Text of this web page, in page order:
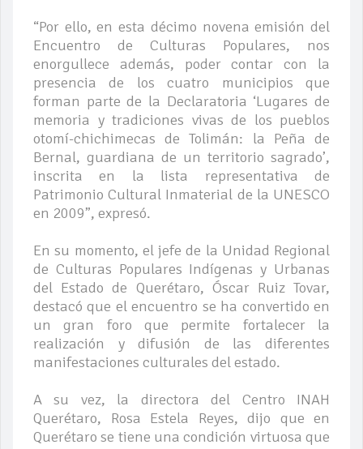
“Por ello, en esta décimo novena emisión del
Encuentro de Culturas Populares, nos
enorgullece además, poder contar con la
presencia de los cuatro municipios que
forman parte de la Declaratoria ‘Lugares de
memoria y tradiciones vivas de los pueblos
otomí-chichimecas de Tolimán: la Peña de
Bernal, guardiana de un territorio sagrado’,
inscrita en la lista representativa de
Patrimonio Cultural Inmaterial de la UNESCO
en 2009”, expresó.
En su momento, el jefe de la Unidad Regional
de Culturas Populares Indígenas y Urbanas
del Estado de Querétaro, Óscar Ruiz Tovar,
destacó que el encuentro se ha convertido en
un gran foro que permite fortalecer la
realización y difusión de las diferentes
manifestaciones culturales del estado.
A su vez, la directora del Centro INAH
Querétaro, Rosa Estela Reyes, dijo que en
Querétaro se tiene una condición virtuosa que